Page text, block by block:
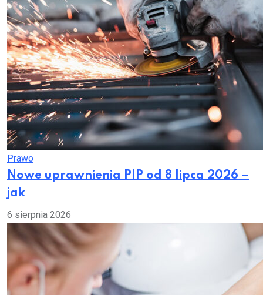
Prawo
Nowe uprawnienia PIP od 8 lipca 2026 –
jak
6 sierpnia 2026